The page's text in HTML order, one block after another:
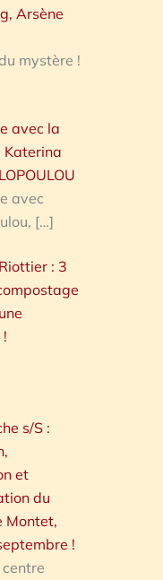
Arsène
mystère !
avec la
Katerina
avec
[…]
: 3
s/S :
et
du
Montet,
!